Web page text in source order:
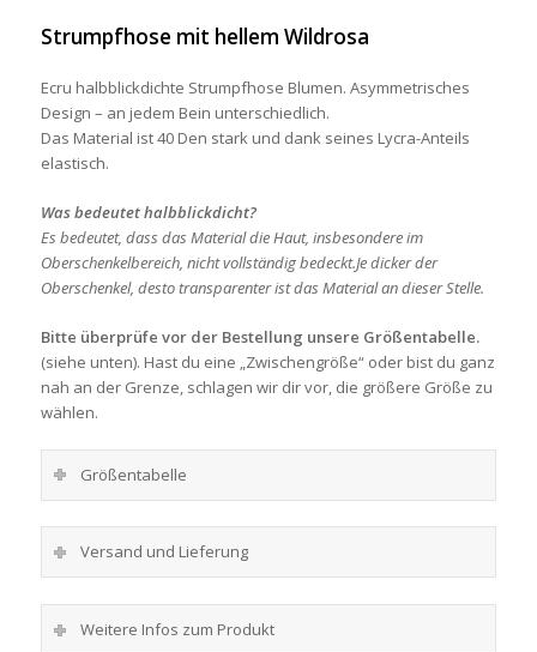
Strumpfhose mit hellem Wildrosa
Ecru halbblickdichte Strumpfhose Blumen. Asymmetrisches
Design – an jedem Bein unterschiedlich.
Das Material ist 40 Den stark und dank seines Lycra-Anteils
elastisch.
Was bedeutet halbblickdicht?
Es bedeutet, dass das Material die Haut, insbesondere im
Oberschenkelbereich, nicht vollständig bedeckt.Je dicker der
Oberschenkel, desto transparenter ist das Material an dieser Stelle.
Bitte überprüfe vor der Bestellung unsere Größentabelle.
(siehe unten). Hast du eine „Zwischengröße“ oder bist du ganz
nah an der Grenze, schlagen wir dir vor, die größere Größe zu
wählen.
Größentabelle
Versand und Lieferung
Weitere Infos zum Produkt